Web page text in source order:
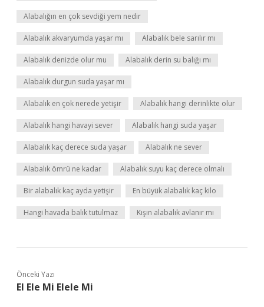
Alabalığın en çok sevdiği yem nedir
Alabalık akvaryumda yaşar mı Alabalık bele sarılır mı
Alabalık denizde olur mu Alabalık derin su balığı mı
Alabalık durgun suda yaşar mı
Alabalık en çok nerede yetişir Alabalık hangi derinlikte olur
Alabalık hangi havayi sever Alabalık hangi suda yaşar
Alabalık kaç derece suda yaşar Alabalık ne sever
Alabalık ömrü ne kadar Alabalık suyu kaç derece olmalı
Bir alabalık kaç ayda yetişir En büyük alabalık kaç kilo
Hangi havada balık tutulmaz Kışın alabalık avlanır mı
Önceki Yazı
El Ele Mi Elele Mi